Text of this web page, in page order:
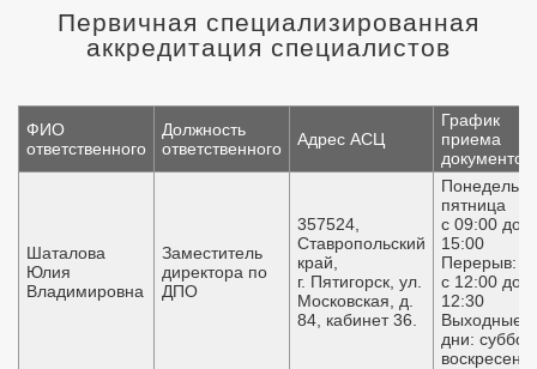
Первичная специализированная
аккредитация специалистов
ФИО
ответственного
Должность
ответственного
Адрес АСЦ
График
приема
документов
Шаталова
Юлия
Владимировна
Заместитель
директора по
ДПО
357524,
Ставропольский
край,
г. Пятигорск, ул.
Московская, д.
84, кабинет 36.
пятница
с 09:00 до
15:00
Перерыв:
с 12:00 до
12:30
Выходные
дни: